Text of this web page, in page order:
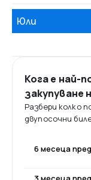
Юли
Кога е най-
закупуване
Разбери колко
двупосочни
6 месеца